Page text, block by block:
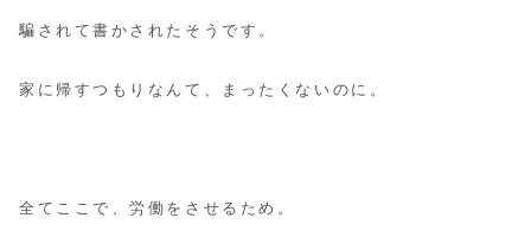
騙されて書かされたそうです。
家に帰すつもりなんて、まったくないのに。
全てここで、労働をさせるため。